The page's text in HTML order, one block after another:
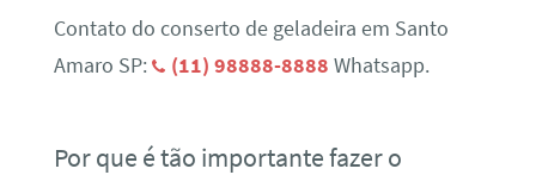
Contato do conserto de geladeira em Santo
Amaro SP:
(11) 98888-8888 Whatsapp.
Por que é tão importante fazer o